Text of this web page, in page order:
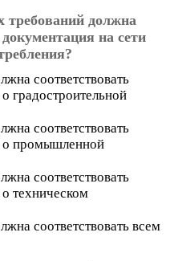
требований должна
на сети
соответствовать
градостроительной
соответствовать
о промышленной
соответствовать
о техническом
соответствовать всем